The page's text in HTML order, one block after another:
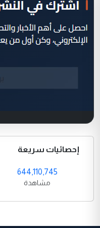
إحصائيات سريعة
644,110,745
مشاهدة